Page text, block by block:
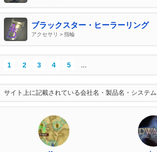
ブラックスター・ヒーラーリング
アクセサリ > 指輪
1 2 3 4 5 ...
サイト上に記載されている会社名・製品名・システ